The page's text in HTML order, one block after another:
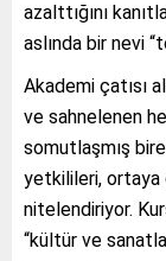
azalttığını
aslında bir nevi
Akademi çatısı
ve sahnelenen
somutlaşmış
yetkilileri, ortaya
nitelendiriyor.
“kültür ve